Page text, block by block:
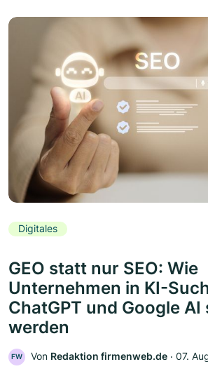
Digitales
GEO statt nur SEO: Wie
Unternehmen in KI-
ChatGPT und Google
werden
FW Von Redaktion firmenweb.de ‧ 07.